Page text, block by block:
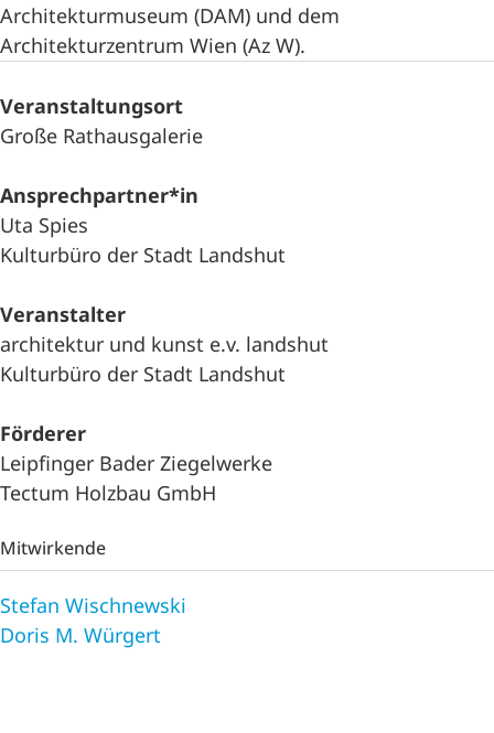
Architekturmuseum (DAM) und dem
Architekturzentrum Wien (Az W).
Veranstaltungsort
Große Rathausgalerie
Ansprechpartner*in
Uta Spies
Kulturbüro der Stadt Landshut
Veranstalter
architektur und kunst e.v. landshut
Kulturbüro der Stadt Landshut
Förderer
Leipfinger Bader Ziegelwerke
Tectum Holzbau GmbH
Mitwirkende
Stefan Wischnewski
Doris M. Würgert